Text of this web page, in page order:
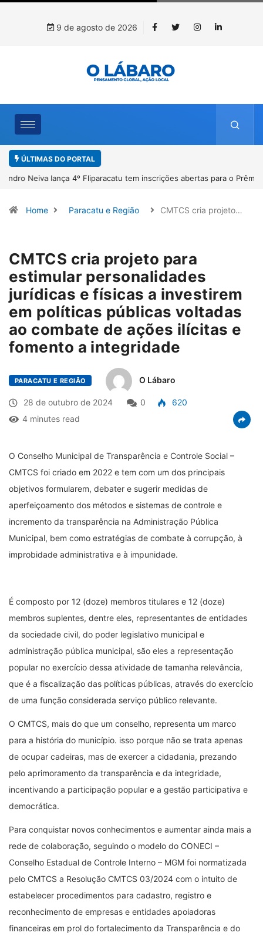
9 de agosto de 2026
ÚLTIMAS DO PORTAL
4º Fliparacatu tem inscrições abertas para o Prêmio de Redação e
Home Paracatu e Região CMTCS cria projeto…
CMTCS cria projeto para
estimular personalidades
jurídicas e físicas a investirem
em políticas públicas voltadas
ao combate de ações ilícitas e
fomento a integridade
PARACATU E REGIÃO O Lábaro
28 de outubro de 2024 0
620
4 minutes read
O Conselho Municipal de Transparência e Controle Social –
CMTCS foi criado em 2022 e tem com um dos principais
objetivos formularem, debater e sugerir medidas de
aperfeiçoamento dos métodos e sistemas de controle e
incremento da transparência na Administração Pública
Municipal, bem como estratégias de combate à corrupção, à
improbidade administrativa e à impunidade.
É composto por 12 (doze) membros titulares e 12 (doze)
membros suplentes, dentre eles, representantes de entidades
da sociedade civil, do poder legislativo municipal e
administração pública municipal, são eles a representação
popular no exercício dessa atividade de tamanha relevância,
que é a fiscalização das políticas públicas, através do exercício
de uma função considerada serviço público relevante.
O CMTCS, mais do que um conselho, representa um marco
para a história do município. isso porque não se trata apenas
de ocupar cadeiras, mas de exercer a cidadania, prezando
pelo aprimoramento da transparência e da integridade,
incentivando a participação popular e a gestão participativa e
democrática.
Para conquistar novos conhecimentos e aumentar ainda mais a
rede de colaboração, seguindo o modelo do CONECI –
Conselho Estadual de Controle Interno – MGM foi normatizada
pelo CMTCS a Resolução CMTCS 03/2024 com o intuito de
estabelecer procedimentos para cadastro, registro e
reconhecimento de empresas e entidades apoiadoras
financeiras em prol do fortalecimento da Transparência e do